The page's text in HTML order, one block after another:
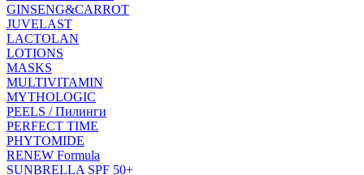
GINSENG&CARROT
JUVELAST
LACTOLAN
LOTIONS
MASKS
MULTIVITAMIN
MYTHOLOGIC
PEELS / Пилинги
PERFECT TIME
PHYTOMIDE
RENEW Formula
SUNBRELLA SPF 50+